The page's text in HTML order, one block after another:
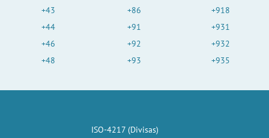
+43
+44
+46
+48
+86
+91
+92
+93
+918
+931
+932
+935
ISO-4217 (Divisas)